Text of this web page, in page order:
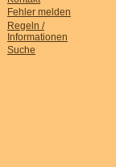
Fehler melden
Regeln /
Informationen
Suche